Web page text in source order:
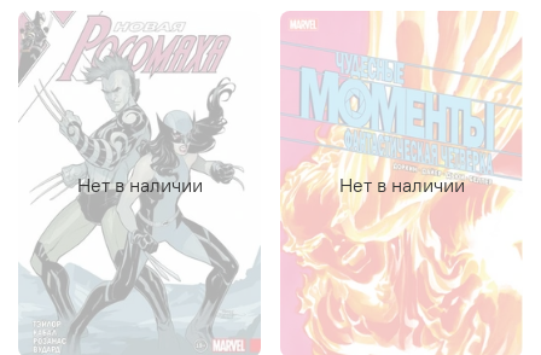
Нет в наличии Нет в наличии